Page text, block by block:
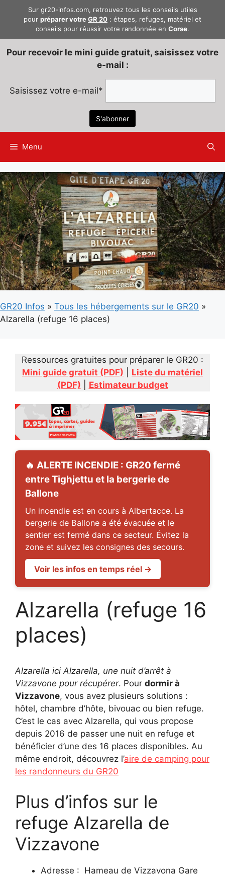
Sur gr20-infos.com, retrouvez tous les conseils utiles
pour préparer votreGR 20 : étapes, refuges, matériel et
conseils pour réussir votre randonnée en Corse.
Pour recevoir le mini guide gratuit, saisissez votre
e-mail :
Saisissez votre e-mail*
Menu
GR20 Infos » Tous les hébergements sur le GR20 »
Alzarella (refuge 16 places)
Ressources gratuites pour préparer le GR20 :
Mini guide gratuit (PDF)
Liste du matériel
(PDF)
Estimateur budget
🔥 ALERTE INCENDIE : GR20 fermé
entre Tighjettu et la bergerie de
Ballone
Un incendie est en cours à Albertacce. La
bergerie de Ballone a été évacuée et le
sentier est fermé dans ce secteur. Évitez la
zone et suivez les consignes des secours.
Voir les infos en temps réel →
Alzarella (refuge 16
places)
Alzarella ici Alzarella, une nuit d’arrêt à
Vizzavone pour récupérer. Pour dormir à
Vizzavone, vous avez plusieurs solutions :
hôtel, chambre d’hôte, bivouac ou bien refuge.
C’est le cas avec Alzarella, qui vous propose
depuis 2016 de passer une nuit en refuge et
bénéficier d’une des 16 places disponibles. Au
même endroit, découvrez l’aire de camping pour
les randonneurs du GR20
Plus d’infos sur le
refuge Alzarella de
Vizzavone
Adresse : Hameau de Vizzavona Gare